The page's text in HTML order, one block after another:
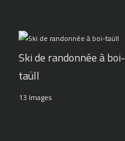
Ski de randonnée à boi-
taüll
13 Images